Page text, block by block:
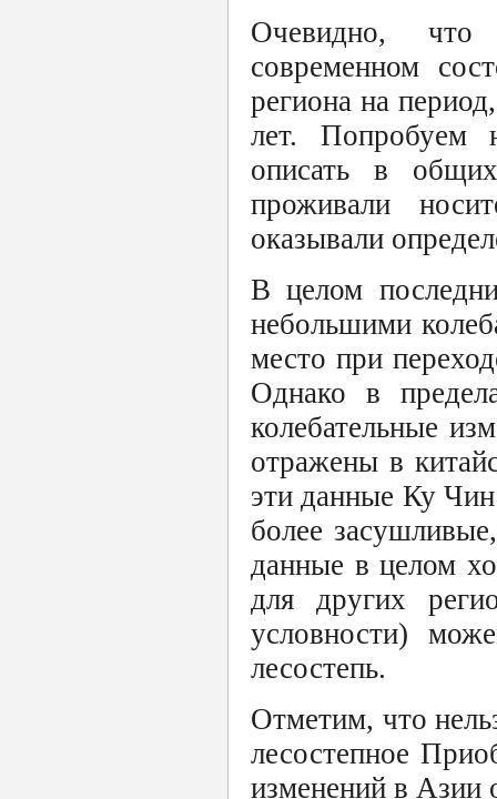
Очевидно, что
современном
региона на
лет. Попробуем
описать в
проживали
оказывали
В целом
небольшими
место при
Однако в
колебательные
отражены в
эти данные Ку
более
данные в целом
для других
условности)
лесостепь.
Отметим, что
лесостепное
изменений в Азии